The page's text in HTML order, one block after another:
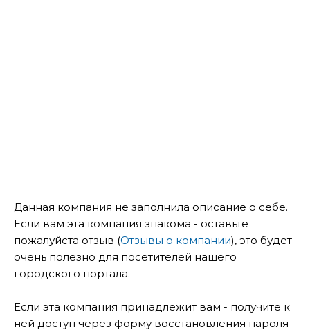
Данная компания не заполнила описание о себе.
Если вам эта компания знакома - оставьте
пожалуйста отзыв (Отзывы о компании), это будет
очень полезно для посетителей нашего
городского портала.
Если эта компания принадлежит вам - получите к
ней доступ через форму восстановления пароля